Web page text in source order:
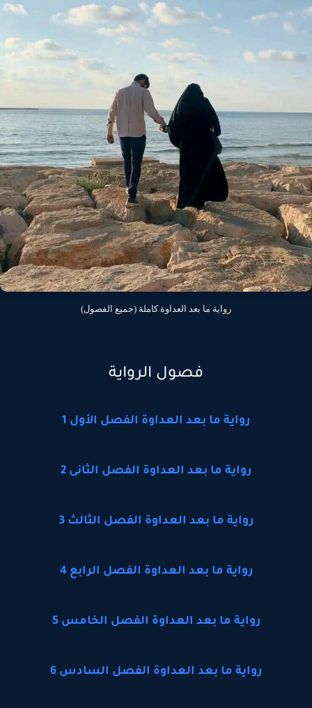
رواية ما بعد العداوة كاملة (جميع الفصول)
فصول الرواية
رواية ما بعد العداوة الفصل الأول 1
رواية ما بعد العداوة الفصل الثانى 2
رواية ما بعد العداوة الفصل الثالث 3
رواية ما بعد العداوة الفصل الرابع 4
رواية ما بعد العداوة الفصل الخامس 5
رواية ما بعد العداوة الفصل السادس 6